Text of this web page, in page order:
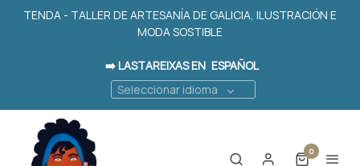
TENDA - TALLER DE ARTESANÍA DE GALICIA, ILUSTRACIÓN E
MODA SOSTIBLE
➡️ LASTAREIXAS EN ESPAÑOL
Seleccionar idioma
0